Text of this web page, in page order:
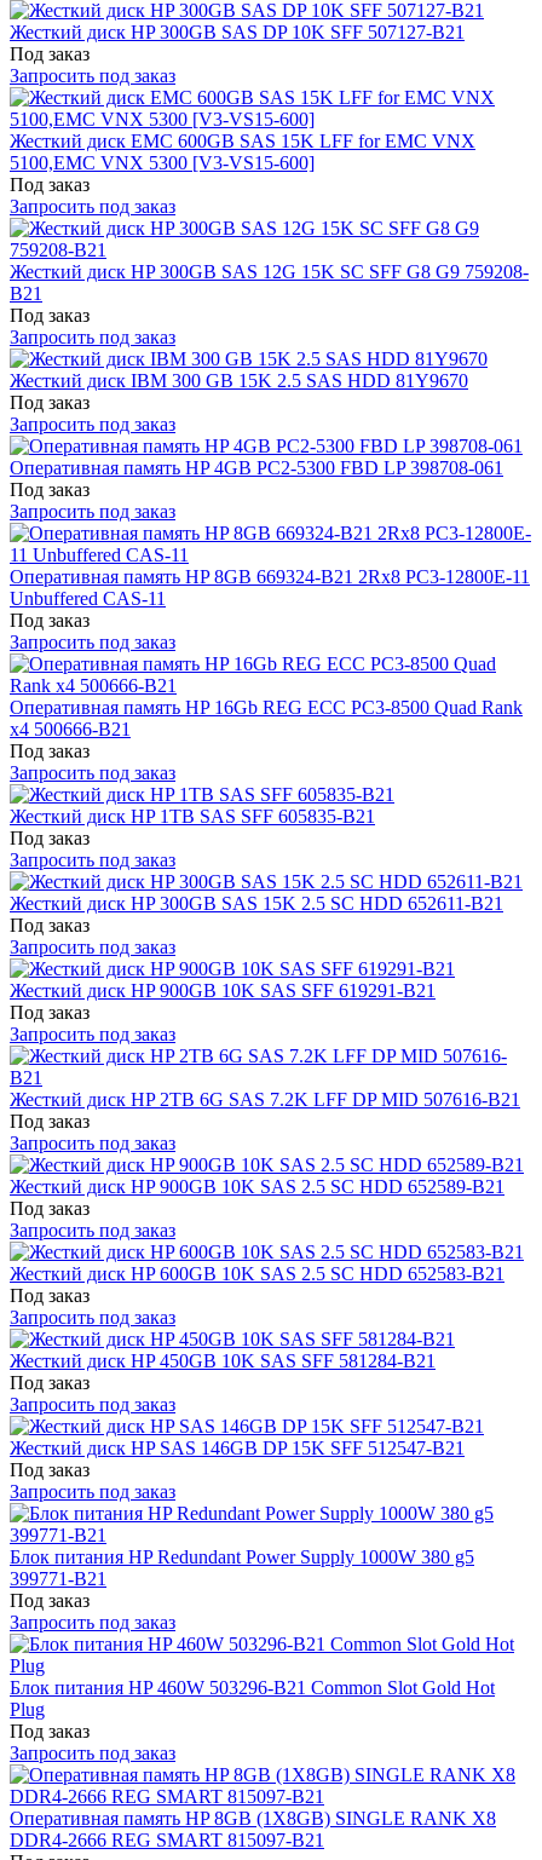
Жесткий диск HP 300GB SAS DP 10K SFF 507127-B21
Под заказ
Запросить под заказ
Жесткий диск EMC 600GB SAS 15K LFF for EMC VNX
5100,EMC VNX 5300 [V3-VS15-600]
Под заказ
Запросить под заказ
Жесткий диск HP 300GB SAS 12G 15K SC SFF G8 G9 759208-
B21
Под заказ
Запросить под заказ
Жесткий диск IBM 300 GB 15K 2.5 SAS HDD 81Y9670
Под заказ
Запросить под заказ
Оперативная память HP 4GB PC2-5300 FBD LP 398708-061
Под заказ
Запросить под заказ
Оперативная память HP 8GB 669324-B21 2Rx8 PC3-12800E-11
Unbuffered CAS-11
Под заказ
Запросить под заказ
Оперативная память HP 16Gb REG ECC PC3-8500 Quad Rank
x4 500666-B21
Под заказ
Запросить под заказ
Жесткий диск HP 1TB SAS SFF 605835-B21
Под заказ
Запросить под заказ
Жесткий диск HP 300GB SAS 15K 2.5 SC HDD 652611-B21
Под заказ
Запросить под заказ
Жесткий диск HP 900GB 10K SAS SFF 619291-B21
Под заказ
Запросить под заказ
Жесткий диск HP 2TB 6G SAS 7.2K LFF DP MID 507616-B21
Под заказ
Запросить под заказ
Жесткий диск HP 900GB 10K SAS 2.5 SC HDD 652589-B21
Под заказ
Запросить под заказ
Жесткий диск HP 600GB 10K SAS 2.5 SC HDD 652583-B21
Под заказ
Запросить под заказ
Жесткий диск HP 450GB 10K SAS SFF 581284-B21
Под заказ
Запросить под заказ
Жесткий диск HP SAS 146GB DP 15K SFF 512547-B21
Под заказ
Запросить под заказ
Блок питания HP Redundant Power Supply 1000W 380 g5
399771-B21
Под заказ
Запросить под заказ
Блок питания HP 460W 503296-B21 Common Slot Gold Hot
Plug
Под заказ
Запросить под заказ
Оперативная память HP 8GB (1X8GB) SINGLE RANK X8
DDR4-2666 REG SMART 815097-B21